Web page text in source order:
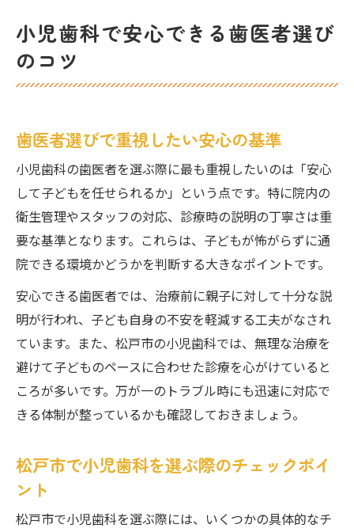
松戸市で信頼できる小児専門歯医者とは
松戸市小児歯科専門医の特徴とメリット
松戸市で信頼性が高い歯医者の選び方
小児歯科専門医が在籍する歯医者の強み
痛くない歯医者を求める親子のために
小児歯科で痛みを抑える治療法と工夫
歯医者が工夫する痛くない診療の実際
松戸市で痛くない歯医者の選び方のポイン
ト
子どもが安心できる歯医者の特徴と対応
口コミで高評価の痛くない歯医者を探すコ
ツ
松戸のおすすめ小児歯科が持つ特徴
松戸市小児歯科で人気のサービスと設備
松戸市で評判の小児歯科が選ばれる理由
小児歯科で安心できる歯医者選び
のコツ
歯医者選びで重視したい安心の基準
小児歯科の歯医者を選ぶ際に最も重視したいのは「安心
して子どもを任せられるか」という点です。特に院内の
衛生管理やスタッフの対応、診療時の説明の丁寧さは重
要な基準となります。これらは、子どもが怖がらずに通
院できる環境かどうかを判断する大きなポイントです。
安心できる歯医者では、治療前に親子に対して十分な説
明が行われ、子ども自身の不安を軽減する工夫がなされ
ています。また、松戸市の小児歯科では、無理な治療を
避けて子どものペースに合わせた診療を心がけていると
ころが多いです。万が一のトラブル時にも迅速に対応で
きる体制が整っているかも確認しておきましょう。
松戸市で小児歯科を選ぶ際のチェックポイ
ント
松戸市で小児歯科を選ぶ際には、いくつかの具体的なチ